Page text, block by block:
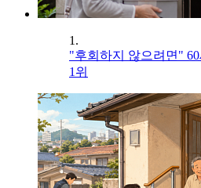
1.
"후회하지 않으려면"
1위